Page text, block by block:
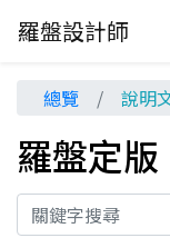
羅盤設計師
總覽 說明
羅盤定版